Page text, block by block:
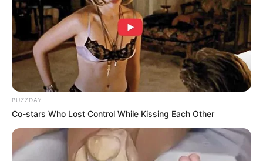
They Laughed At Her Curves—Now She's A
Modeling Sensation
BRAINBERRIES
BUZZDAY
Co-stars Who Lost Control While Kissing Each Other